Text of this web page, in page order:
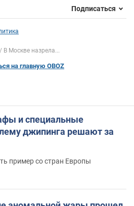
Подписаться
В Москве назрела...
на главную OBOZ
и специальные
джипинга решают за
пример со стран Европы